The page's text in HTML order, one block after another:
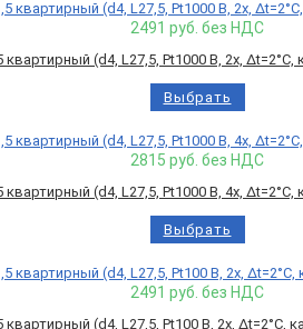
2491 руб. без НДС
(d4, L27,5, Pt1000 B, 2х,
Выбрать
2815 руб. без НДС
(d4, L27,5, Pt1000 B, 4х,
Выбрать
2491 руб. без НДС
(d4, L27,5, Pt100 B, 2х,